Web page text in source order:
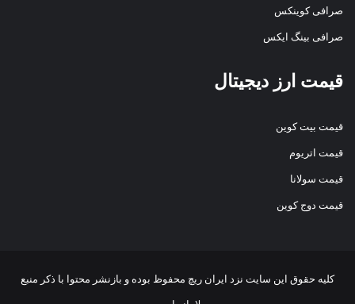
صرافی کوینکس
صرافی بینگ ایکس
قیمت ارز دیجیتال
قیمت بیت کوین
قیمت اتریوم
قیمت سولانا
قیمت دوج کوین
کلیه حقوق این سایت نزد ایران ریچ محفوظ بوده و بازنشر محتوا با ذکر منبع